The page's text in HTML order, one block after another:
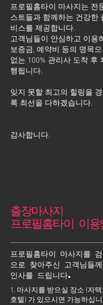
프로필홈타이 마사지는 전
스트들과 함께하는 건강한
비스를 제공합니다.
고객님들이 안심하고 이용
보증금, 예약비 등의 명목
없는 100% 관리사 도착 후
행됩니다.
잊지 못할 최고의 힐링을
록 최선을 다하겠습니다.
​감사합니다.
출장마사지
프로필홈타이 이용
프로필홈타이 마사지를
으로 찾아주신 고객님들
인사를 드립니다.
1. 마사지를 받으실 장소 (자
호텔) 가 있으시면 가능하십